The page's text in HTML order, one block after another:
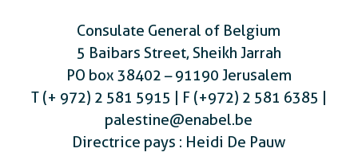
Consulate General of Belgium
5 Baibars Street, Sheikh Jarrah
PO box 38402 – 91190 Jerusalem
T (+ 972) 2 581 5915 | F (+972) 2 581 6385 |
palestine@enabel.be
Directrice pays : Heidi De Pauw